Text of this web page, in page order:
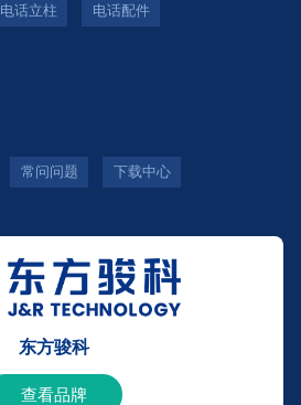
电话立柱 电话配件
常问问题 下载中心
东方骏科
查看品牌